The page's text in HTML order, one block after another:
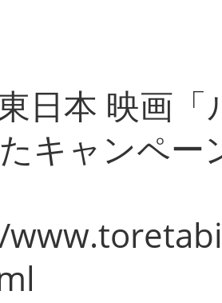
日本 映画
キャンペー